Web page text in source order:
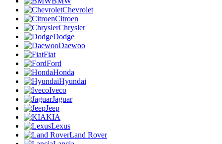
Chevrolet
Citroen
Chrysler
Dodge
Daewoo
Fiat
Ford
Honda
Hyundai
Iveco
Jaguar
Jeep
KIA
Lexus
Land Rover